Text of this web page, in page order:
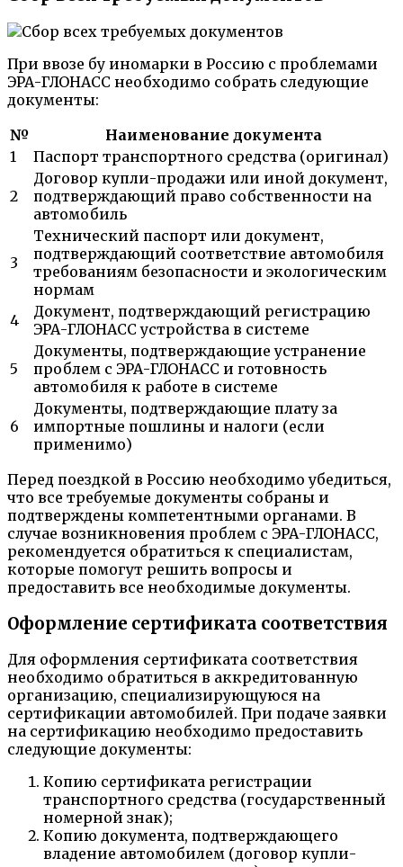
При ввозе бу иномарки в Россию с проблемами
ЭРА-ГЛОНАСС необходимо собрать следующие
документы:
№
Наименование документа
1
Паспорт транспортного средства (оригинал)
2
Договор купли-продажи или иной документ,
подтверждающий право собственности на
автомобиль
3
Технический паспорт или документ,
подтверждающий соответствие автомобиля
требованиям безопасности и экологическим
нормам
4
Документ, подтверждающий регистрацию
ЭРА-ГЛОНАСС устройства в системе
5
Документы, подтверждающие устранение
проблем с ЭРА-ГЛОНАСС и готовность
автомобиля к работе в системе
6
Документы, подтверждающие плату за
импортные пошлины и налоги (если
применимо)
Перед поездкой в Россию необходимо убедиться,
что все требуемые документы собраны и
подтверждены компетентными органами. В
случае возникновения проблем с ЭРА-ГЛОНАСС,
рекомендуется обратиться к специалистам,
которые помогут решить вопросы и
предоставить все необходимые документы.
Оформление сертификата соответствия
Для оформления сертификата соответствия
необходимо обратиться в аккредитованную
организацию, специализирующуюся на
сертификации автомобилей. При подаче заявки
на сертификацию необходимо предоставить
следующие документы:
Копию сертификата регистрации
транспортного средства (государственный
номерной знак);
Копию документа, подтверждающего
владение автомобилем (договор купли-